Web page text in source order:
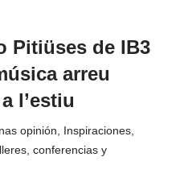
Pitiüses de IB3
arreu
l’estiu
opinión, Inspiraciones,
conferencias y